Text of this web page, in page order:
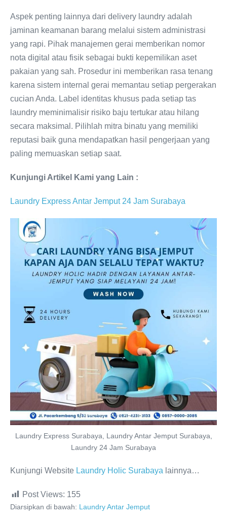
Aspek penting lainnya dari delivery laundry adalah
jaminan keamanan barang melalui sistem administrasi
yang rapi. Pihak manajemen gerai memberikan nomor
nota digital atau fisik sebagai bukti kepemilikan aset
pakaian yang sah. Prosedur ini memberikan rasa tenang
karena sistem internal gerai memantau setiap pergerakan
cucian Anda. Label identitas khusus pada setiap tas
laundry meminimalisir risiko baju tertukar atau hilang
secara maksimal. Pilihlah mitra binatu yang memiliki
reputasi baik guna mendapatkan hasil pengerjaan yang
paling memuaskan setiap saat.
Kunjungi Artikel Kami yang Lain :
Laundry Express Antar Jemput 24 Jam Surabaya
Laundry Express Surabaya, Laundry Antar Jemput Surabaya,
Laundry 24 Jam Surabaya
Kunjungi Website Laundry Holic Surabaya lainnya…
Post Views: 155
Diarsipkan di bawah: Laundry Antar Jemput